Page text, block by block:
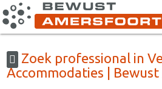
Zoek professional in
Accommodaties |